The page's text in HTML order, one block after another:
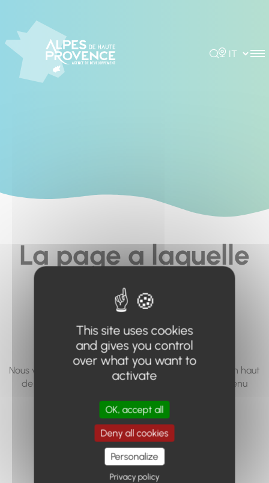
Rechercher
Choisir la
La page a laquelle
vous cherchez à
accéder n'existe
pas... ou plus.
Nous vous invitons à utiliser le moteur de recherche en haut
de page, ou à utiliser le menu pour trouver le contenu
Retour à l'accueil
This site uses cookies
and gives you control
over what you want to
activate
OK, accept all
Deny all cookies
Personalize
Privacy policy